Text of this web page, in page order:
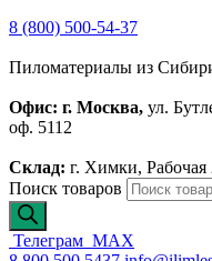
8 (800) 500-54-37
Пиломатериалы из
Офис: г. Москва, ул.
оф. 5112
Склад: г. Химки, Рабочая
Поиск товаров
Телеграм MAX